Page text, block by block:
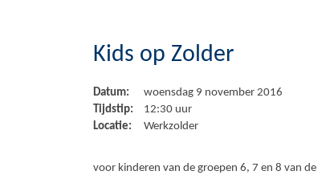
Kids op Zolder
Datum:
woensdag 9 november 2016
Tijdstip:
12:30 uur
Locatie:
Werkzolder
voor kinderen van de groepen 6, 7 en 8 van de